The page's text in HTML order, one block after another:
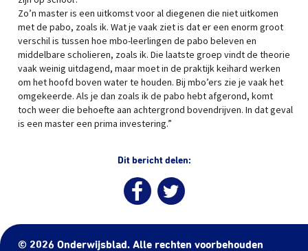
Zo’n master is een uitkomst voor al diegenen die niet uitkomen
met de pabo, zoals ik. Wat je vaak ziet is dat er een enorm groot
verschil is tussen hoe mbo-leerlingen de pabo beleven en
middelbare scholieren, zoals ik. Die laatste groep vindt de theorie
vaak weinig uitdagend, maar moet in de praktijk keihard werken
om het hoofd boven water te houden. Bij mbo’ers zie je vaak het
omgekeerde. Als je dan zoals ik de pabo hebt afgerond, komt
toch weer die behoefte aan achtergrond bovendrijven. In dat geval
is een master een prima investering.”
Dit bericht delen:
© 2026 Onderwijsblad. Alle rechten voorbehouden